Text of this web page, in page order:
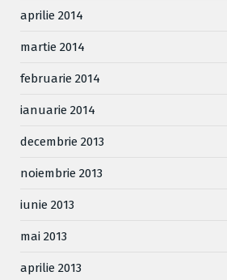
aprilie 2014
martie 2014
februarie 2014
ianuarie 2014
decembrie 2013
noiembrie 2013
iunie 2013
mai 2013
aprilie 2013